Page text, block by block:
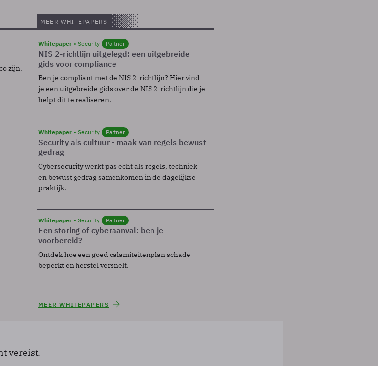
zijn.
MEER WHITEPAPERS
Whitepaper Security Partner
NIS 2-richtlijn uitgelegd: een uitgebreide
gids voor compliance
Ben je compliant met de NIS 2-richtlijn? Hier vind
je een uitgebreide gids over de NIS 2-richtlijn die je
helpt dit te realiseren.
Whitepaper Security Partner
Security als cultuur - maak van regels bewust
gedrag
Cybersecurity werkt pas echt als regels, techniek
en bewust gedrag samenkomen in de dagelijkse
praktijk.
Whitepaper Security Partner
Een storing of cyberaanval: ben je
voorbereid?
Ontdek hoe een goed calamiteitenplan schade
beperkt en herstel versnelt.
MEER WHITEPAPERS
vereist.